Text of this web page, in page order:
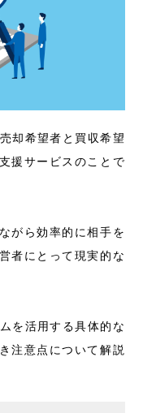
却希望者と買収希望
援サービスのことで
がら効率的に相手を
者にとって現実的な
を活用する具体的な
注意点について解説